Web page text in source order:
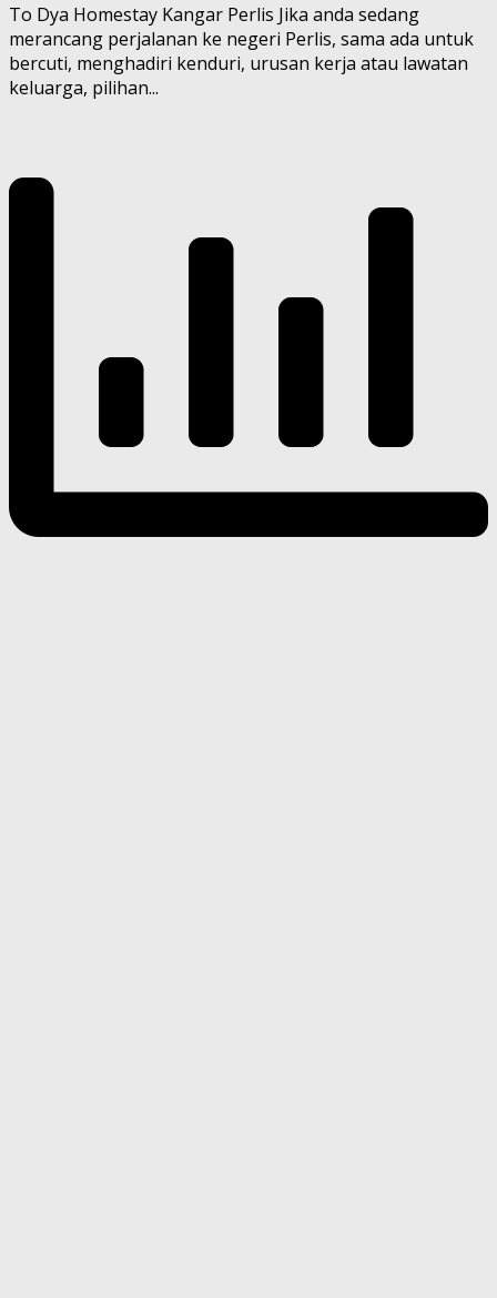
To Dya Homestay Kangar Perlis Jika anda sedang
merancang perjalanan ke negeri Perlis, sama ada untuk
bercuti, menghadiri kenduri, urusan kerja atau lawatan
keluarga, pilihan...